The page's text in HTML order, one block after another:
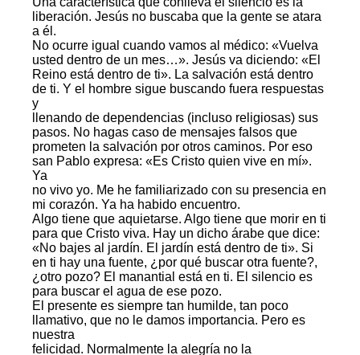
liberación. Jesús no buscaba que la gente se atara
a él.
No ocurre igual cuando vamos al médico: «Vuelva
usted dentro de un mes…». Jesús va diciendo: «El
Reino está dentro de ti». La salvación está dentro
de ti. Y el hombre sigue buscando fuera respuestas
y
llenando de dependencias (incluso religiosas) sus
pasos. No hagas caso de mensajes falsos que
prometen la salvación por otros caminos. Por eso
san Pablo expresa: «Es Cristo quien vive en mí».
Ya
no vivo yo. Me he familiarizado con su presencia en
mi corazón. Ya ha habido encuentro.
Algo tiene que aquietarse. Algo tiene que morir en ti
para que Cristo viva. Hay un dicho árabe que dice:
«No bajes al jardín. El jardín está dentro de ti». Si
en ti hay una fuente, ¿por qué buscar otra fuente?,
¿otro pozo? El manantial está en ti. El silencio es
para buscar el agua de ese pozo.
El presente es siempre tan humilde, tan poco
llamativo, que no le damos importancia. Pero es
nuestra
felicidad. Normalmente la alegría no la